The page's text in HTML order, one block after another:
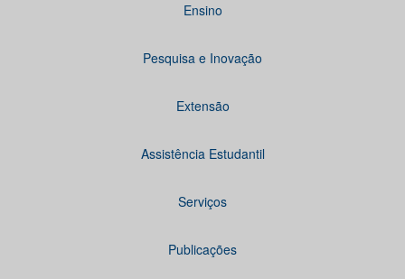
Ensino
Pesquisa e Inovação
Extensão
Assistência Estudantil
Serviços
Publicações